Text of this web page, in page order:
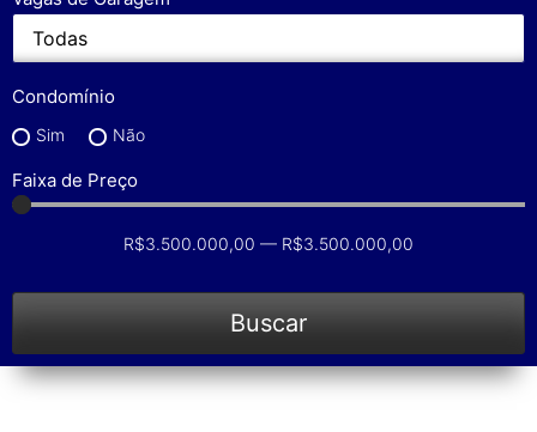
Condomínio
Sim Não
Faixa de Preço
R$3.500.000,00 — R$3.500.000,00
Buscar